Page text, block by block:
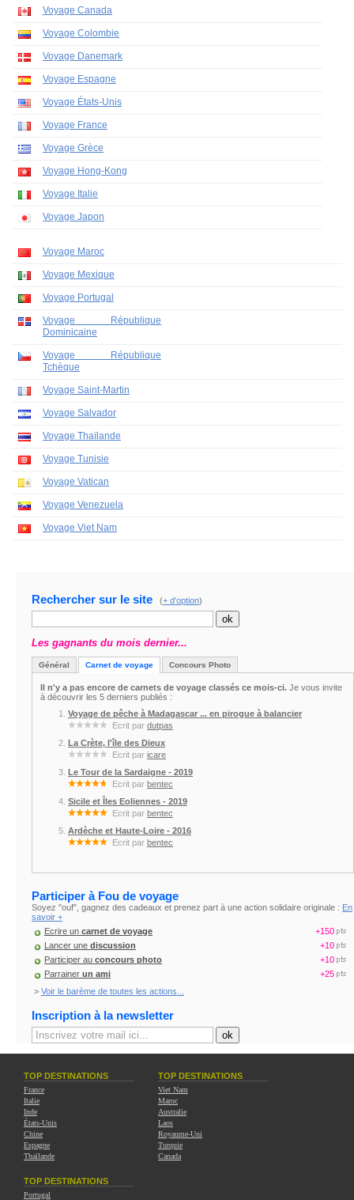
Voyage Canada
Voyage Colombie
Voyage Danemark
Voyage Espagne
Voyage États-Unis
Voyage France
Voyage Grèce
Voyage Hong-Kong
Voyage Italie
Voyage Japon
Voyage Maroc
Voyage Mexique
Voyage Portugal
Voyage République
Dominicaine
Voyage République
Tchèque
Voyage Saint-Martin
Voyage Salvador
Voyage Thaïlande
Voyage Tunisie
Voyage Vatican
Voyage Venezuela
Voyage Viet Nam
Rechercher sur le site (+ d'option)
Les gagnants du mois dernier...
Général Carnet de voyage Concours Photo
Il n'y a pas encore de carnets de voyage classés ce mois-ci. Je vous invite
à découvrir les 5 derniers publiés :
Voyage de pêche à Madagascar ... en pirogue à balancier
Ecrit par dutpas
La Crète, l'île des Dieux
Ecrit par icare
Le Tour de la Sardaigne - 2019
Ecrit par bentec
Sicile et Îles Eoliennes - 2019
Ecrit par bentec
Ardèche et Haute-Loire - 2016
Ecrit par bentec
Participer à Fou de voyage
Soyez "ouf", gagnez des cadeaux et prenez part à une action solidaire originale : En
savoir +
Ecrire un carnet de voyage
+150
Lancer une discussion
+10
Participer au concours photo
+10
Parrainer un ami
+25
> Voir le barème de toutes les actions...
Inscription à la newsletter
TOP DESTINATIONS
France
Italie
Inde
États-Unis
Chine
Espagne
Thaïlande
TOP DESTINATIONS
Viet Nam
Maroc
Australie
Laos
Royaume-Uni
Turquie
Canada
TOP DESTINATIONS
Portugal